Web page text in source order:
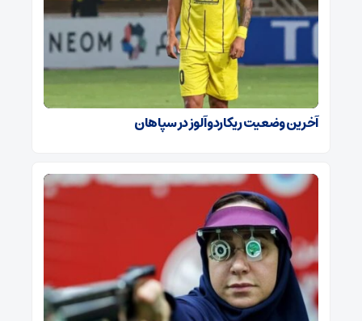
آخرین وضعیت ریکاردو آلوز در سپاهان